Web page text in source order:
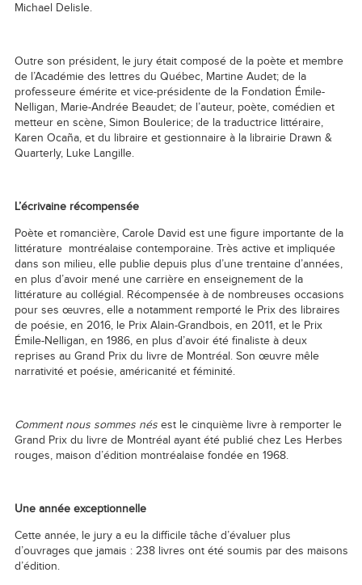
Michael Delisle.
Outre son président, le jury était composé de la poète et membre
de l’Académie des lettres du Québec, Martine Audet; de la
professeure émérite et vice-présidente de la Fondation Émile-
Nelligan, Marie-Andrée Beaudet; de l’auteur, poète, comédien et
metteur en scène, Simon Boulerice; de la traductrice littéraire,
Karen Ocaña, et du libraire et gestionnaire à la librairie Drawn &
Quarterly, Luke Langille.
L’écrivaine récompensée
Poète et romancière, Carole David est une figure importante de la
littérature montréalaise contemporaine. Très active et impliquée
dans son milieu, elle publie depuis plus d’une trentaine d’années,
en plus d’avoir mené une carrière en enseignement de la
littérature au collégial. Récompensée à de nombreuses occasions
pour ses œuvres, elle a notamment remporté le Prix des libraires
de poésie, en 2016, le Prix Alain-Grandbois, en 2011, et le Prix
Émile-Nelligan, en 1986, en plus d’avoir été finaliste à deux
reprises au Grand Prix du livre de Montréal. Son œuvre mêle
narrativité et poésie, américanité et féminité.
Comment nous sommes nésest le cinquième livre à remporter le
Grand Prix du livre de Montréal ayant été publié chez Les Herbes
rouges, maison d’édition montréalaise fondée en 1968.
Une année exceptionnelle
Cette année, le jury a eu la difficile tâche d’évaluer plus
d’ouvrages que jamais : 238 livres ont été soumis par des maisons
d’édition.